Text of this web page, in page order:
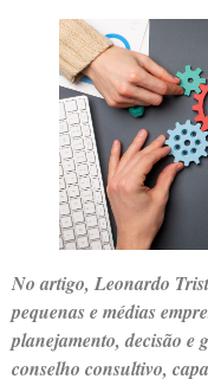
No artigo, Leonardo
pequenas e médias
planejamento, decisão e
conselho consultivo,